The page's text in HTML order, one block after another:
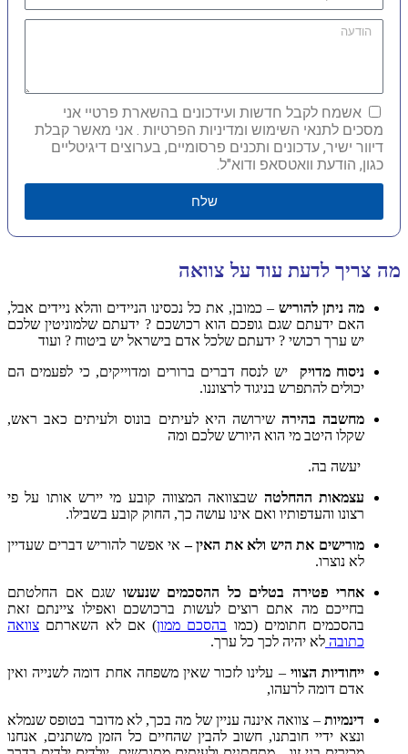
אשמח לקבל חדשות ועידכונים בהשארת פרטיי אני
מסכים לתנאי השימוש ומדיניות הפרטיות . אני מאשר קבלת
דיוור ישיר, עדכונים ותכנים פרסומיים, בערוצים דיגיטליים
כגון, הודעת וואטסאפ ודוא"ל.
שלח
מה צריך לדעת עוד על צוואה
מה ניתן להוריש – כמובן, את כל נכסינו הניידים והלא ניידים אבל,
האם ידעתם שגם גופכם הוא רכושכם ? ידעתם שלמוניטין שלכם
יש ערך רכושי ? ידעתם שלכל אדם בישראל יש ביטוח ? ועוד
ניסוח מדויק
יש לנסח דברים ברורים ומדוייקים, כי לפעמים הם
יכולים להתפרש בניגוד לרצוננו.
מחשבה בהירה שירושה היא לעיתים בונוס ולעיתים כאב ראש,
שקלו היטב מי הוא היורש שלכם ומה
יעשה בה.
עצמאות ההחלטה שבצוואה המצווה קובע מי יירש אותו על פי
רצונו והעדפותיו ואם אינו עושה כך, החוק קובע בשבילו.
מורישים את היש ולא את האין –אי אפשר להוריש דברים שעדיין
לא נוצרו.
אחרי פטירה בטלים כל ההסכמים שנעשו שגם אם החלטתם
בחייכם מה אתם רוצים לעשות ברכושכם ואפילו ציינתם זאת
בהסכמים חתומים (כמו בהסכם ממון) אם לא השארתם צוואה
כתובה לא יהיה לכך כל ערך.
ייחודיות הצווי – עלינו לזכור שאין משפחה אחת דומה לשנייה ואין
אדם דומה לרעהו,
דינמיות – צוואה איננה עניין של מה בכך, לא מדובר בטופס שנמלא
ונצא ידיי חובתנו, חשוב להבין שהחיים כל הזמן משתנים, אנחנו